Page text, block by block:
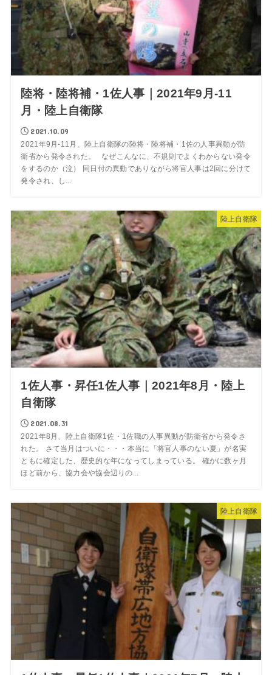
陸将・陸将補・1佐人事｜2021年9月-11
月・陸上自衛隊
2021.10.09
2021年9月-11月、陸上自衛隊の陸将・陸将補・1佐の人事異動が防
衛省から発令された。 なぜこんなに、不規則でよくわからない発令
をするのか（泣） 同日付の異動でありながら将官人事は2回に分けて
発令され、し...
陸上自衛隊
1佐人事・昇任1佐人事｜2021年8月・陸上
自衛隊
2021.08.31
2021年8月、陸上自衛隊1佐・1佐職の人事異動が防衛省から発令さ
れた。 さて当月はついに・・・本当に「将官人事のない夏」が名実
ともに確定した、歴史的な年になってしまっている。 確かに数ヶ月
ほど前から、協力会や協会辺りの...
陸上自衛隊